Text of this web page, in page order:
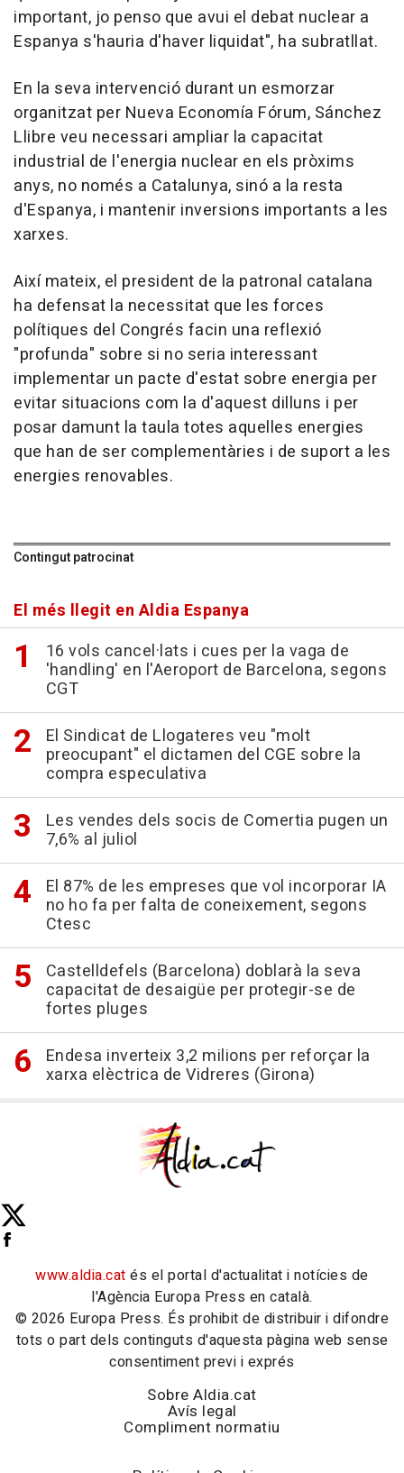
important, jo penso que avui el debat nuclear a
Espanya s'hauria d'haver liquidat", ha subratllat.
En la seva intervenció durant un esmorzar
organitzat per Nueva Economía Fórum, Sánchez
Llibre veu necessari ampliar la capacitat
industrial de l'energia nuclear en els pròxims
anys, no només a Catalunya, sinó a la resta
d'Espanya, i mantenir inversions importants a les
xarxes.
Així mateix, el president de la patronal catalana
ha defensat la necessitat que les forces
polítiques del Congrés facin una reflexió
"profunda" sobre si no seria interessant
implementar un pacte d'estat sobre energia per
evitar situacions com la d'aquest dilluns i per
posar damunt la taula totes aquelles energies
que han de ser complementàries i de suport a les
energies renovables.
Contingut patrocinat
El més llegit en Aldia Espanya
16 vols cancel·lats i cues per la vaga de
'handling' en l'Aeroport de Barcelona, segons
CGT
El Sindicat de Llogateres veu "molt
preocupant" el dictamen del CGE sobre la
compra especulativa
Les vendes dels socis de Comertia pugen un
7,6% al juliol
El 87% de les empreses que vol incorporar IA
no ho fa per falta de coneixement, segons
Ctesc
Castelldefels (Barcelona) doblarà la seva
capacitat de desaigüe per protegir-se de
fortes pluges
Endesa inverteix 3,2 milions per reforçar la
xarxa elèctrica de Vidreres (Girona)
www.aldia.cat és el portal d'actualitat i notícies de
l'Agència Europa Press en català.
© 2026 Europa Press. És prohibit de distribuir i difondre
tots o part dels continguts d'aquesta pàgina web sense
consentiment previ i exprés
Sobre Aldia.cat
Avís legal
Compliment normatiu